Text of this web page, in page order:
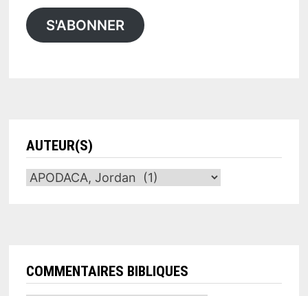
mail
S'ABONNER
AUTEUR(S)
COMMENTAIRES BIBLIQUES